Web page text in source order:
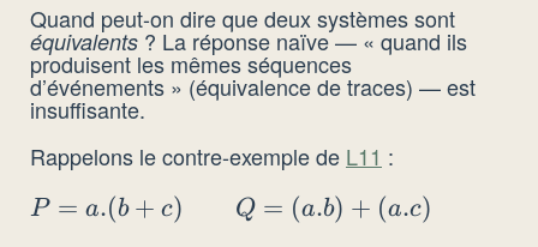
Quand peut-on dire que deux systèmes sont
équivalents ? La réponse naïve — « quand ils
produisent les mêmes séquences
d’événements » (équivalence de traces) — est
insuffisante.
Rappelons le contre-exemple de L11 :
P = a.
P = a.(b + c) Q = (a.b) + (a.c)